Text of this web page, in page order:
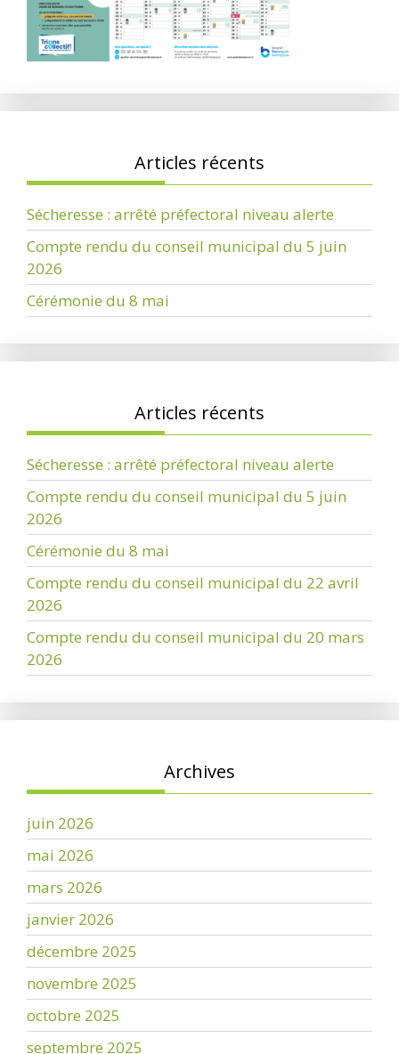
Articles récents
Sécheresse : arrêté préfectoral niveau alerte
Compte rendu du conseil municipal du 5 juin
2026
Cérémonie du 8 mai
Articles récents
Sécheresse : arrêté préfectoral niveau alerte
Compte rendu du conseil municipal du 5 juin
2026
Cérémonie du 8 mai
Compte rendu du conseil municipal du 22 avril
2026
Compte rendu du conseil municipal du 20 mars
2026
Archives
juin 2026
mai 2026
mars 2026
janvier 2026
décembre 2025
novembre 2025
octobre 2025
septembre 2025